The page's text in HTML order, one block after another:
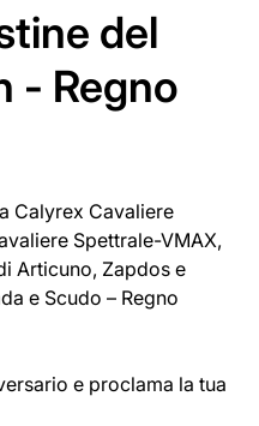
del
- Regno
Calyrex Cavaliere
Spettrale-VMAX,
Articuno, Zapdos e
e Scudo – Regno
e proclama la tua